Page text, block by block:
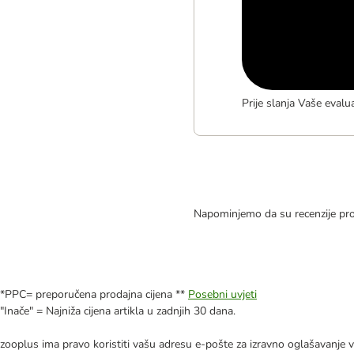
Prije slanja Vaše
Napominjemo da su recenzije
*PPC= preporučena prodajna cijena ** Posebni uvjeti
"Inače" = Najniža cijena artikla u zadnjih 30 dana.
zooplus ima pravo koristiti vašu adresu e-pošte za izravno